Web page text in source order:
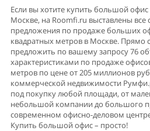
Если вы хотите купить большой
Москве, на Roomfi.ru выставлены
предложения по продаже больших
квадратных метров в Москве.
предложить по вашему запросу 76
характеристиками по продаже
метров по цене от 205 миллионов
коммерческой недвижимости
под покупку любой площади, от
небольшой компании до большого
современном офисно-деловом
Купить большой офис – просто!